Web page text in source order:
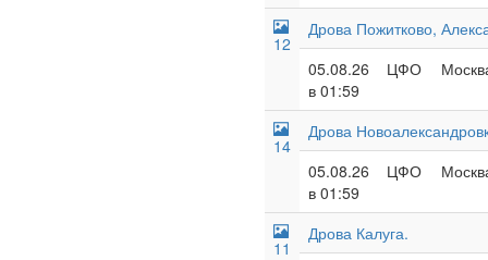
12
Дрова Пожитково,
05.08.26
в 01:59
ЦФО
14
Дрова
05.08.26
в 01:59
ЦФО
11
Дрова Калуга.